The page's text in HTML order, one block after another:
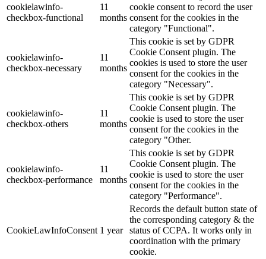
cookielawinfo-
checkbox-functional
11
months
cookie consent to record the user
consent for the cookies in the
category "Functional".
cookielawinfo-
checkbox-necessary
11
months
This cookie is set by GDPR
Cookie Consent plugin. The
cookies is used to store the user
consent for the cookies in the
category "Necessary".
cookielawinfo-
checkbox-others
11
months
This cookie is set by GDPR
Cookie Consent plugin. The
cookie is used to store the user
consent for the cookies in the
category "Other.
cookielawinfo-
checkbox-performance
11
months
This cookie is set by GDPR
Cookie Consent plugin. The
cookie is used to store the user
consent for the cookies in the
category "Performance".
CookieLawInfoConsent 1 year
Records the default button state of
the corresponding category & the
status of CCPA. It works only in
coordination with the primary
cookie.